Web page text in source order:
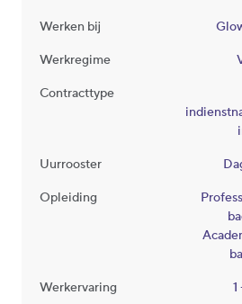
Werken bij
Werkregime
Contracttype
Uurrooster
Opleiding
Werkervaring 1